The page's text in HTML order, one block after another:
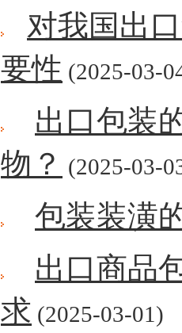
对我国出
要性 (2025-03-
出口包装
物？ (2025-03-
包装装潢
出口商品
求 (2025-03-01)